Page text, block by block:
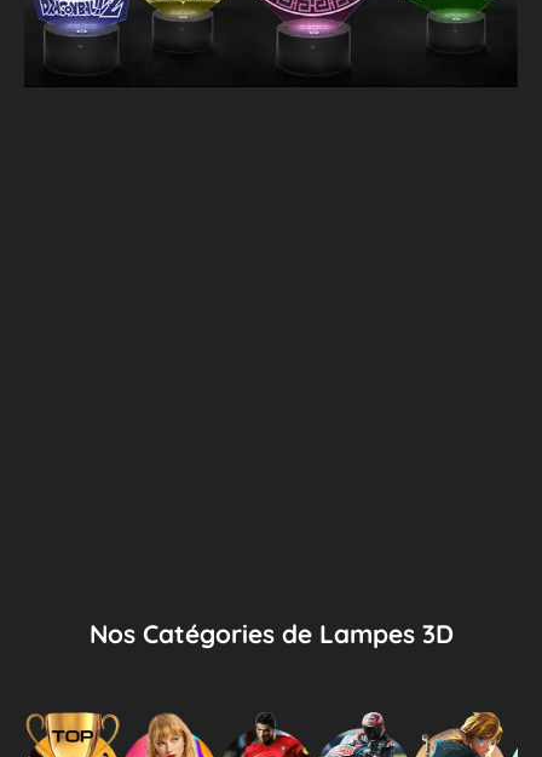
Nos Catégories de Lampes 3D